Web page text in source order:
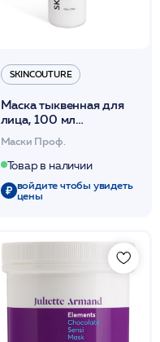
SKINCOUTURE
Маска тыквенная для
лица, 100 мл
/PUMPKIN MASK
/SKINCOUTURE*
Маски Проф.
Товар в наличии
войдите чтобы увидеть
цены